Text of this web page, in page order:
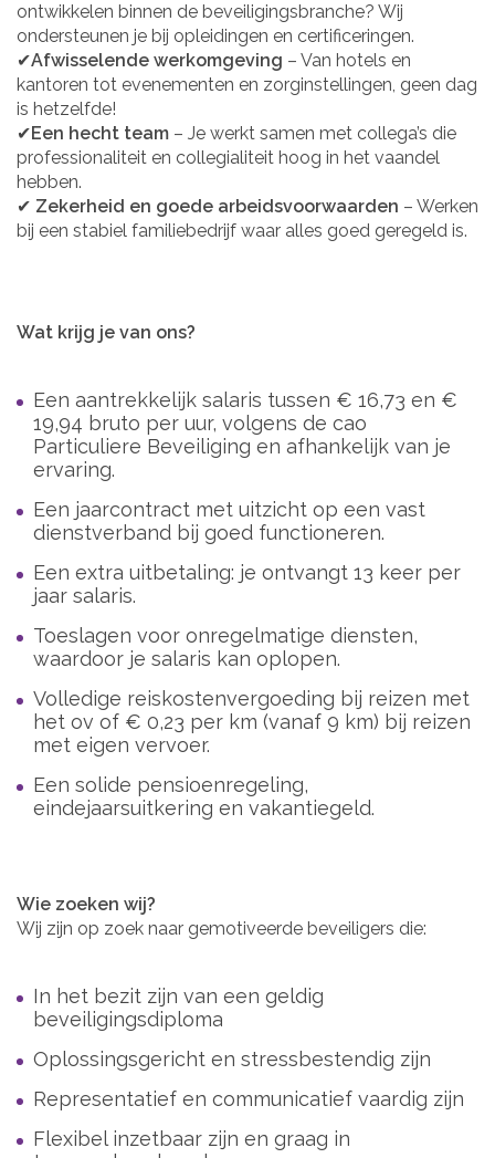
ontwikkelen binnen de beveiligingsbranche? Wij
ondersteunen je bij opleidingen en certificeringen.
✔Afwisselende werkomgeving – Van hotels en
kantoren tot evenementen en zorginstellingen, geen dag
is hetzelfde!
✔Een hecht team – Je werkt samen met collega’s die
professionaliteit en collegialiteit hoog in het vaandel
hebben.
✔ Zekerheid en goede arbeidsvoorwaarden – Werken
bij een stabiel familiebedrijf waar alles goed geregeld is.
Wat krijg je van ons?
Een aantrekkelijk salaris tussen € 16,73 en €
19,94 bruto per uur, volgens de cao
Particuliere Beveiliging en afhankelijk van je
ervaring.
Een jaarcontract met uitzicht op een vast
dienstverband bij goed functioneren.
Een extra uitbetaling: je ontvangt 13 keer per
jaar salaris.
Toeslagen voor onregelmatige diensten,
waardoor je salaris kan oplopen.
Volledige reiskostenvergoeding bij reizen met
het ov of € 0,23 per km (vanaf 9 km) bij reizen
met eigen vervoer.
Een solide pensioenregeling,
eindejaarsuitkering en vakantiegeld.
Wie zoeken wij?
Wij zijn op zoek naar gemotiveerde beveiligers die:
In het bezit zijn van een geldig
beveiligingsdiploma
Oplossingsgericht en stressbestendig zijn
Representatief en communicatief vaardig zijn
Flexibel inzetbaar zijn en graag in